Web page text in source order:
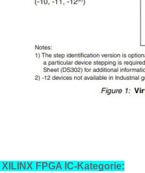
FPGA IC-Kategorie: